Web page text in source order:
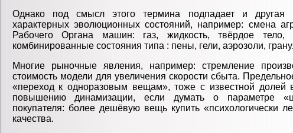
Однако под смысл этого термина подпадает и другая
характерных эволюционных состояний, например: смена
Рабочего Органа машин: газ, жидкость, твёрдое
комбинированные состояния типа : пены, гели, аэрозоли,
Многие рыночные явления, например: стремление
стоимость модели для увеличения скорости сбыта.
«переход к одноразовым вещам», тоже с известной долей
повышению динамизации, если думать о параметре
покупателя: более дешёвую вещь купить «психологически
качества.